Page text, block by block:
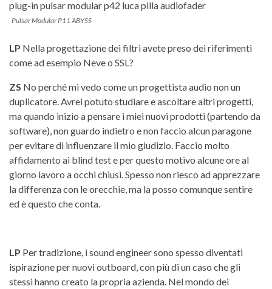
Pulsar Modular P11 ABYSS
LP Nella progettazione dei filtri avete preso dei riferimenti
come ad esempio Neve o SSL?
ZS No perché mi vedo come un progettista audio non un
duplicatore. Avrei potuto studiare e ascoltare altri progetti,
ma quando inizio a pensare i miei nuovi prodotti (partendo da
software), non guardo indietro e non faccio alcun paragone
per evitare di influenzare il mio giudizio. Faccio molto
affidamento ai blind test e per questo motivo alcune ore al
giorno lavoro a occhi chiusi. Spesso non riesco ad apprezzare
la differenza con le orecchie, ma la posso comunque sentire
ed è questo che conta.
LP Per tradizione, i sound engineer sono spesso diventati
ispirazione per nuovi outboard, con più di un caso che gli
stessi hanno creato la propria azienda. Nel mondo dei